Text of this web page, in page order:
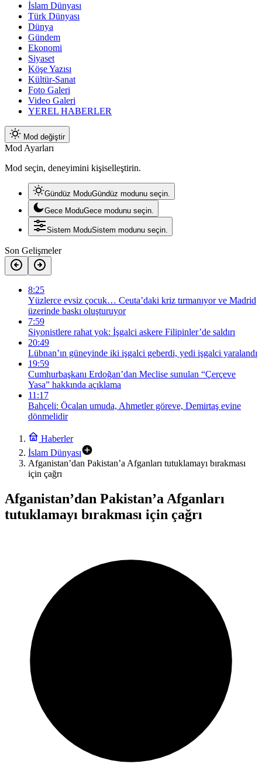
İslam Dünyası
Türk Dünyası
Dünya
Gündem
Ekonomi
Siyaset
Köşe Yazısı
Kültür-Sanat
Foto Galeri
Video Galeri
YEREL HABERLER
Mod değiştir
Mod Ayarları
Mod seçin, deneyimini kişiselleştirin.
Gündüz ModuGündüz modunu seçin.
Gece ModuGece modunu seçin.
Sistem ModuSistem modunu seçin.
Son Gelişmeler
8:25
Yüzlerce evsiz çocuk… Ceuta’daki kriz tırmanıyor ve Madrid
üzerinde baskı oluşturuyor
7:59
Siyonistlere rahat yok: İşgalci askere Filipinler’de saldırı
20:49
Lübnan’ın güneyinde iki işgalci geberdi, yedi işgalci yaralandı
19:59
Cumhurbaşkanı Erdoğan’dan Meclise sunulan “Çerçeve
Yasa” hakkında açıklama
11:17
Bahçeli: Öcalan umuda, Ahmetler göreve, Demirtaş evine
dönmelidir
Haberler
İslam Dünyası
Afganistan’dan Pakistan’a Afganları tutuklamayı bırakması
için çağrı
Afganistan’dan Pakistan’a Afganları
tutuklamayı bırakması için çağrı